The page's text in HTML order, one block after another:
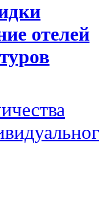
отелей